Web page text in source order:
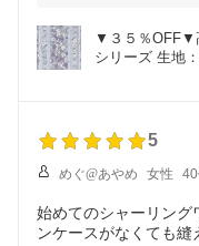
またのご利用を心より
▼３５％OFF▼
シリーズ 生地
5
めぐ@あやめ 女性
始めてのシャーリング
ンケースがなくても縫